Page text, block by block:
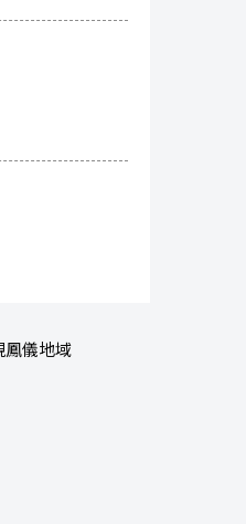
鳳儀地域